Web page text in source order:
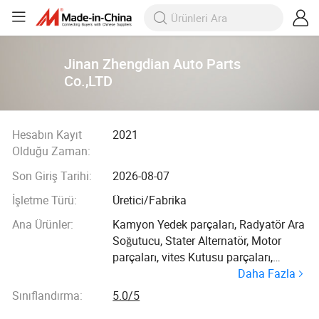
Jinan Zhengdian Auto Parts
Co.,LTD
Hesabın Kayıt
Olduğu Zaman:
2021
Son Giriş Tarihi:
2026-08-07
İşletme Türü:
Üretici/Fabrika
Ana Ürünler:
Kamyon Yedek parçaları, Radyatör Ara
Soğutucu, Stater Alternatör, Motor
parçaları, vites Kutusu parçaları,
Tahrik Kabini parçaları, Süspansiyon
parçaları Debriyaj Plakası, Far Filtresi,
tampon Izgarası Ön camı, Güneşliği
Daha Fazla
Sınıflandırma:
5.0/5